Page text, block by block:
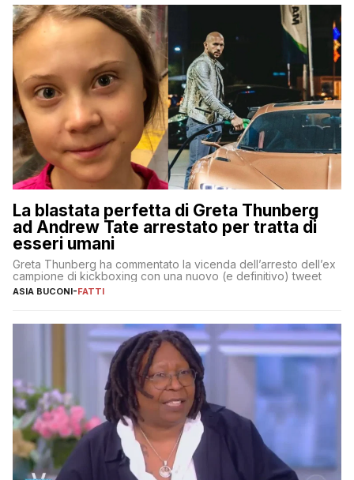
La blastata perfetta di Greta Thunberg
ad Andrew Tate arrestato per tratta di
esseri umani
Greta Thunberg ha commentato la vicenda dell’arresto dell’ex
campione di kickboxing con una nuovo (e definitivo) tweet
ASIA BUCONI-FATTI